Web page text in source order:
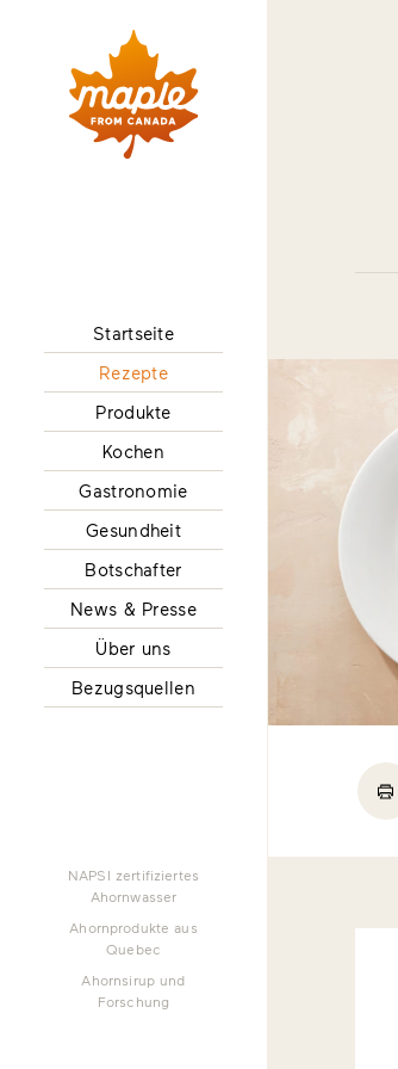
Startseite
Rezepte
Produkte
Kochen
Gastronomie
Gesundheit
Botschafter
News & Presse
Über uns
Bezugsquellen
NAPSI zertifiziertes
Ahornwasser
Ahornprodukte aus
Quebec
Ahornsirup und
Forschung